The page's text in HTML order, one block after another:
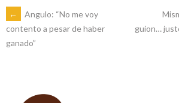
NAVEGACIÓN
DE
ENTRADAS
←
Angulo: “No me voy
contento a pesar de haber
ganado”
guion…